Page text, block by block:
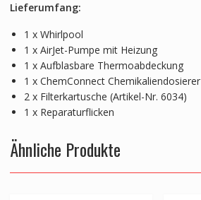
Lieferumfang:
1 x Whirlpool
1 x AirJet-Pumpe mit Heizung
1 x Aufblasbare Thermoabdeckung
1 x ChemConnect Chemikaliendosierer
2 x Filterkartusche (Artikel-Nr. 6034)
1 x Reparaturflicken
Ähnliche Produkte